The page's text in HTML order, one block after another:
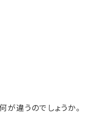
違うのでしょうか。